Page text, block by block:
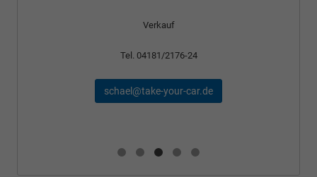
Verkauf
Tel. 04181/2176-24
schael@take-your-car.de